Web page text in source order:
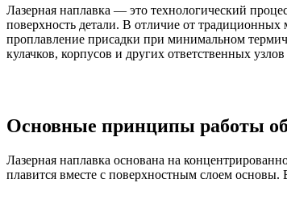
Лазерная наплавка — это технологический
поверхность детали. В отличие от традиционных
проплавление присадки при минимальном
кулачков, корпусов и других ответственных
Основные принципы работы
Лазерная наплавка основана на
плавится вместе с поверхностным слоем